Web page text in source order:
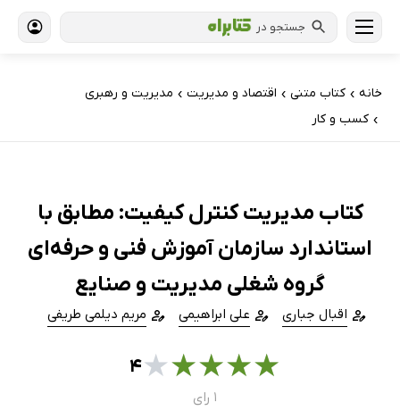
جستجو در
خانه › کتاب‌ متنی › اقتصاد و مدیریت › مدیریت و رهبری
› کسب و کار
کتاب مدیریت کنترل کیفیت: مطابق با
استاندارد سازمان آموزش فنی و حرفه‌ای‌
گروه شغلی مدیریت و صنایع
اقبال جباری علی ابراهیمی مریم دیلمی طریفی
★
★
★
★
★۴
۱ رای